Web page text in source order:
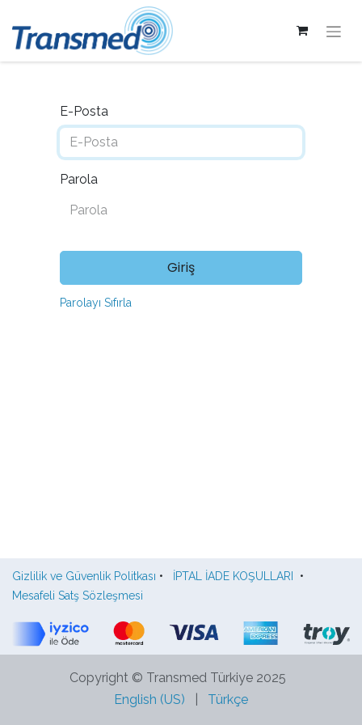
E-Posta
Parola
Giriş
Parolayı Sıfırla
Gizlilik ve Güvenlik Politkası • İPTAL İADE KOŞULLARI
•
Mesafeli Satş Sözleşmesi
Copyright © Transmed Türkiye 2025
English (US)
Türkçe